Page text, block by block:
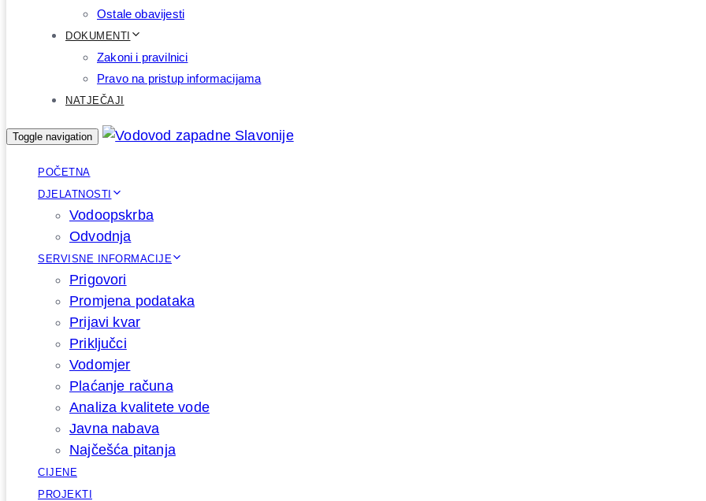
Ostale obavijesti
DOKUMENTI
Zakoni i pravilnici
Pravo na pristup informacijama
NATJEČAJI
Toggle navigation
POČETNA
DJELATNOSTI
Vodoopskrba
Odvodnja
SERVISNE INFORMACIJE
Prigovori
Promjena podataka
Prijavi kvar
Priključci
Vodomjer
Plaćanje računa
Analiza kvalitete vode
Javna nabava
Najčešća pitanja
CIJENE
PROJEKTI